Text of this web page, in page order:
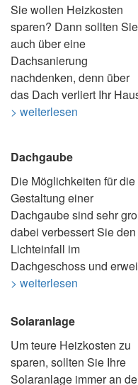
Sie wollen Heizkosten
sparen? Dann sollten Sie
auch über eine
Dachsanierung
nachdenken, denn über
das Dach verliert Ihr
> weiterlesen
Dachgaube
Die Möglichkeiten für die
Gestaltung einer
Dachgaube sind sehr
dabei verbessert Sie den
Lichteinfall im
Dachgeschoss und
> weiterlesen
Solaranlage
Um teure Heizkosten zu
sparen, sollten Sie Ihre
Solaranlage immer an